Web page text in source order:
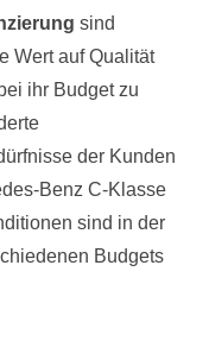
sind
Wert auf Qualität
ihr Budget zu
der Kunden
Benz C-Klasse
sind in der
Budgets